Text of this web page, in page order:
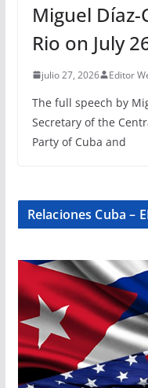
Miguel
Rio on July
julio 27, 2026 Editor
The full speech by
Secretary of the
Party of Cuba and
Relaciones Cuba –